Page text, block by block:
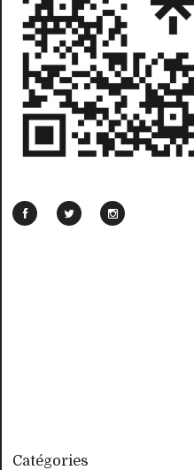
Catégories